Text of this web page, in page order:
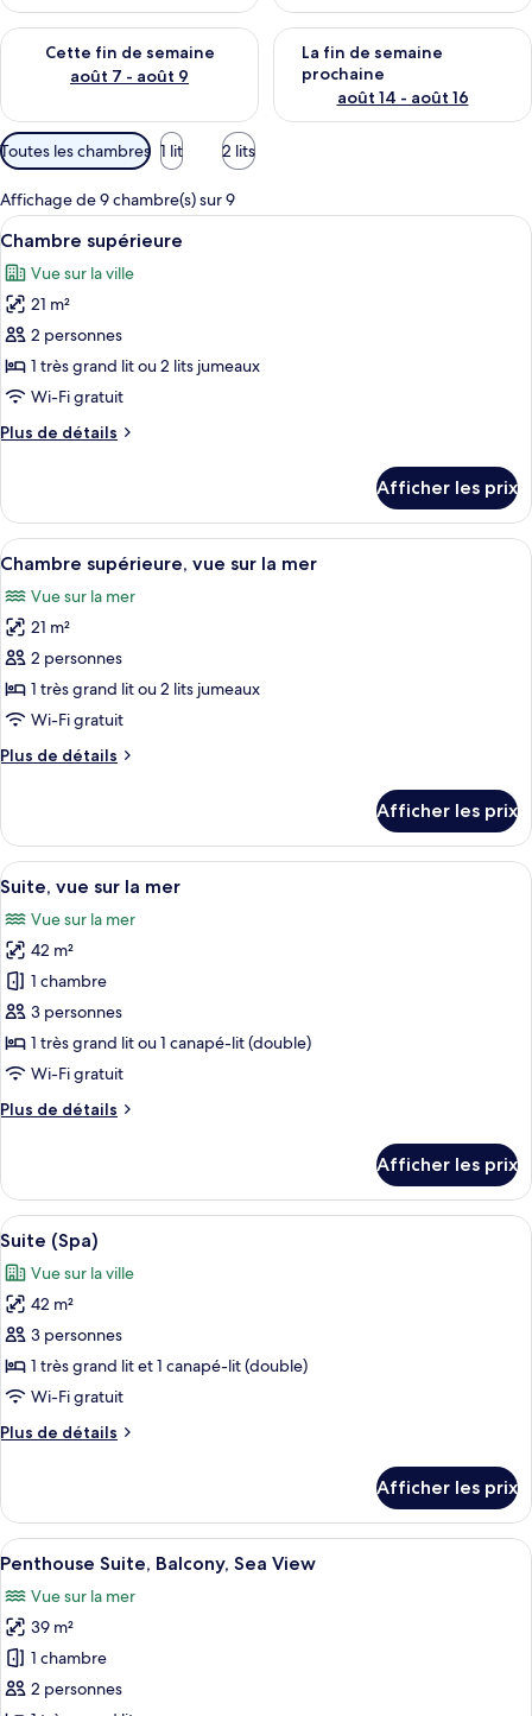
Cette fin de semaine
août 7 - août 9
Vérifier la disponibilité pour cette fin de semaine août 7 -
La fin de semaine
prochaine
août 14 - août 16
Vérifier la disponibilité pour
Filtres
disponibles
pour
les
chambres
Toutes les chambres 1 lit 2 lits
Affichage de 9 chambre(s) sur 9
Afficher
toutes
les
photos
pour
ce
type
chambre :
Une chambre d’hôtel moderne
7
Chambre supérieure
Vue sur la ville
21 m²
2 personnes
1 très grand lit ou 2 lits jumeaux
Wi-Fi gratuit
Plus de détails
Plus
Chambre
supérieure
Afficher les prix
Afficher
toutes
les
photos
pour
ce
type
chambre :
vue
sur
mer
Une chambre d’hôtel avec un
6
Chambre supérieure, vue sur la mer
Vue sur la mer
21 m²
2 personnes
1 très grand lit ou 2 lits jumeaux
Wi-Fi gratuit
Plus de détails
Plus
Chambre
supérieure,
vue
la
mer
Afficher les prix
Afficher
toutes
les
photos
pour
ce
type
de
chambre :
Suite,
la
mer
Une chambre d’hôtel moderne
7
Suite, vue sur la mer
Vue sur la mer
42 m²
1 chambre
3 personnes
1 très grand lit ou 1 canapé-lit (double)
Wi-Fi gratuit
Plus de détails
Plus
Suite,
vue
sur
mer
Afficher les prix
Afficher
toutes
les
photos
pour
ce
type
chambre :
Un lit bien fait, avec du linge de lit
6
Suite (Spa)
Vue sur la ville
42 m²
3 personnes
1 très grand lit et 1 canapé-lit (double)
Wi-Fi gratuit
Plus de détails
Plus
Suite
(Spa)
Afficher les prix
Afficher
toutes
les
photos
pour
ce
6
Penthouse Suite, Balcony, Sea View
Vue sur la mer
39 m²
1 chambre
2 personnes